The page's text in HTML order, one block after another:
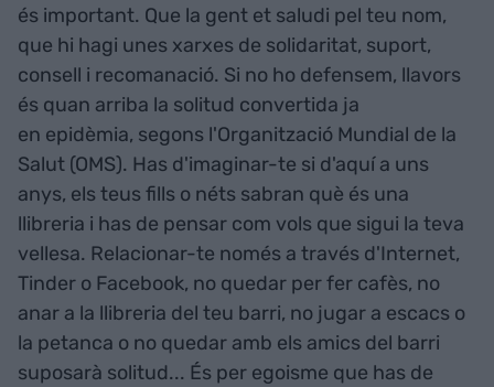
és important. Que la gent et saludi pel teu nom,
que hi hagi unes xarxes de solidaritat, suport,
consell i recomanació. Si no ho defensem, llavors
és quan arriba la solitud convertida ja
en epidèmia, segons l'Organització Mundial de la
Salut (OMS). Has d'imaginar-te si d'aquí a uns
anys, els teus fills o néts sabran què és una
llibreria i has de pensar com vols que sigui la teva
vellesa. Relacionar-te només a través d'Internet,
Tinder o Facebook, no quedar per fer cafès, no
anar a la llibreria del teu barri, no jugar a escacs o
la petanca o no quedar amb els amics del barri
suposarà solitud... És per egoisme que has de